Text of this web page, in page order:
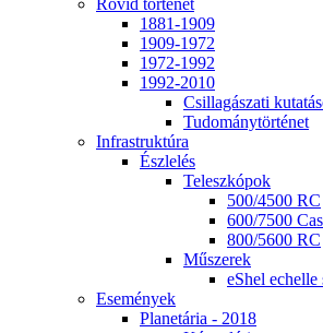
Rö­vid tör­té­net
1881-1909
1909-1972
1972-1992
1992-2010
Csil­la­gá­sza­ti
Tu­do­mány­tör­té­net
Inf­ra­struk­tú­ra
Ész­le­lés
Te­lesz­kó­pok
500/4500 RC
600/7500
800/5600 RC
Mű­sze­rek
eS­hel
Ese­mé­nyek
Pla­ne­tá­ria - 2018